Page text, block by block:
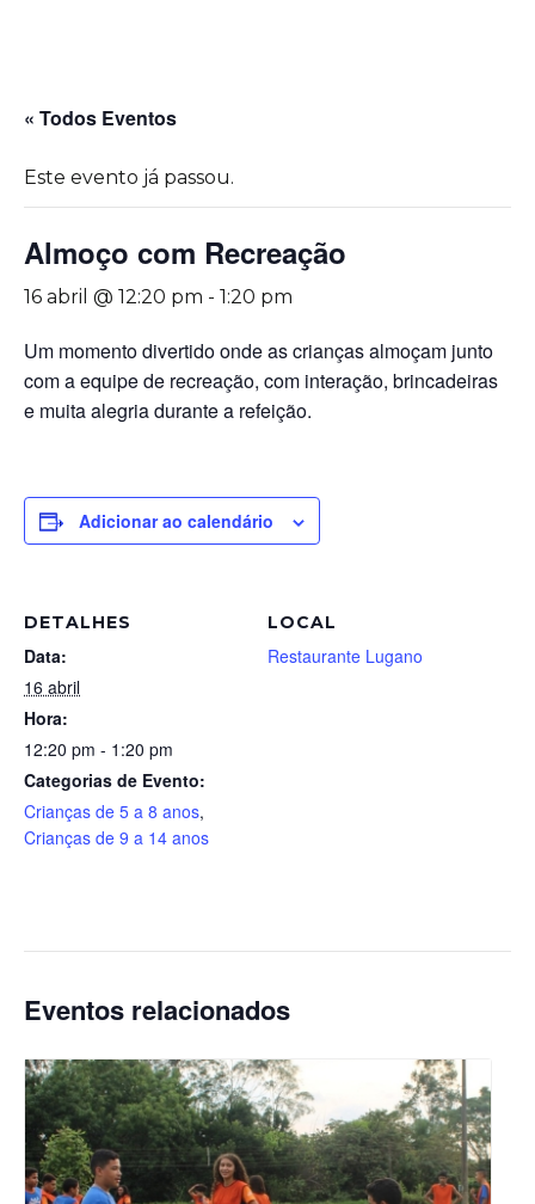
« Todos Eventos
Este evento já passou.
Almoço com Recreação
16 abril @ 12:20 pm - 1:20 pm
Um momento divertido onde as crianças almoçam junto
com a equipe de recreação, com interação, brincadeiras
e muita alegria durante a refeição.
Adicionar ao calendário
DETALHES
Data:
16 abril
Hora:
12:20 pm - 1:20 pm
Categorias de Evento:
Crianças de 5 a 8 anos,
Crianças de 9 a 14 anos
LOCAL
Restaurante Lugano
Eventos relacionados